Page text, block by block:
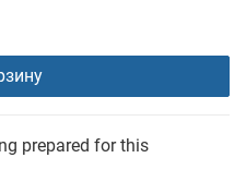
prepared for this